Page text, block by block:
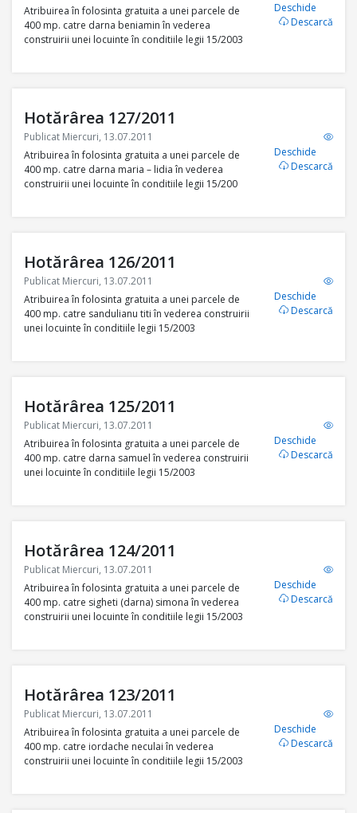
Atribuirea în folosinta gratuita a unei parcele de
400 mp. catre darna beniamin în vederea
construirii unei locuinte în conditiile legii 15/2003
Deschide
Descarcă
Hotărârea 127/2011
Publicat Miercuri, 13.07.2011
Atribuirea în folosinta gratuita a unei parcele de
400 mp. catre darna maria – lidia în vederea
construirii unei locuinte în conditiile legii 15/200
Deschide
Descarcă
Hotărârea 126/2011
Publicat Miercuri, 13.07.2011
Atribuirea în folosinta gratuita a unei parcele de
400 mp. catre sandulianu titi în vederea construirii
unei locuinte în conditiile legii 15/2003
Deschide
Descarcă
Hotărârea 125/2011
Publicat Miercuri, 13.07.2011
Atribuirea în folosinta gratuita a unei parcele de
400 mp. catre darna samuel în vederea construirii
unei locuinte în conditiile legii 15/2003
Deschide
Descarcă
Hotărârea 124/2011
Publicat Miercuri, 13.07.2011
Atribuirea în folosinta gratuita a unei parcele de
400 mp. catre sigheti (darna) simona în vederea
construirii unei locuinte în conditiile legii 15/2003
Deschide
Descarcă
Hotărârea 123/2011
Publicat Miercuri, 13.07.2011
Atribuirea în folosinta gratuita a unei parcele de
400 mp. catre iordache neculai în vederea
construirii unei locuinte în conditiile legii 15/2003
Deschide
Descarcă